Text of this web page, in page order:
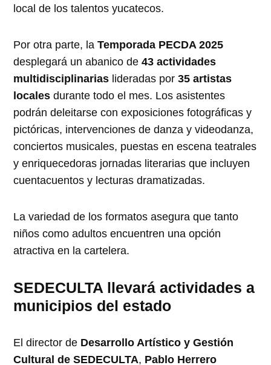
local de los talentos yucatecos.
Por otra parte, laTemporada PECDA 2025
desplegará un abanico de43 actividades
multidisciplinarias lideradas por35 artistas
locales durante todo el mes. Los asistentes
podrán deleitarse con exposiciones fotográficas y
pictóricas, intervenciones de danza y videodanza,
conciertos musicales, puestas en escena teatrales
y enriquecedoras jornadas literarias que incluyen
cuentacuentos y lecturas dramatizadas.
La variedad de los formatos asegura que tanto
niños como adultos encuentren una opción
atractiva en la cartelera.
SEDECULTA llevará actividades a
municipios del estado
El director de Desarrollo Artístico y Gestión
Cultural de SEDECULTA, Pablo Herrero